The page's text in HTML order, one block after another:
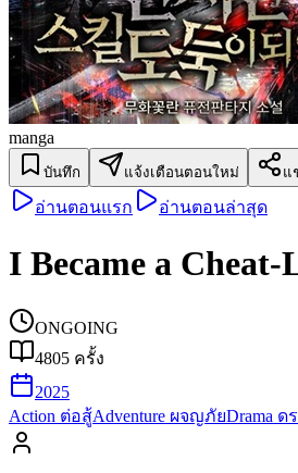
manga
บันทึก แจ้งเตือนตอนใหม่ แ
อ่านตอนแรก อ่านตอนล่าสุด
I Became a
ONGOING
4805 ครั้ง
2025
Action ต่อสู้Adventure ผจญภัยDrama ด